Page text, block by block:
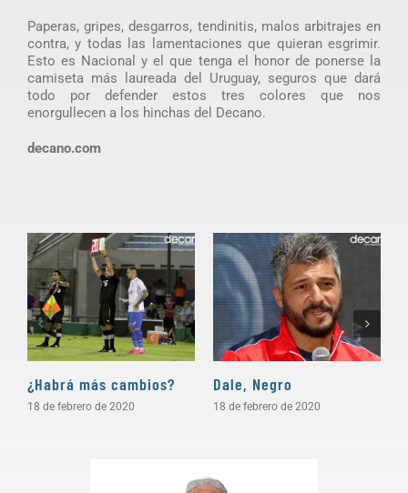
Paperas, gripes, desgarros, tendinitis, malos arbitrajes en
contra, y todas las lamentaciones que quieran esgrimir.
Esto es Nacional y el que tenga el honor de ponerse la
camiseta más laureada del Uruguay, seguros que dará
todo por defender estos tres colores que nos
enorgullecen a los hinchas del Decano.
decano.com
¿Habrá más cambios?
18 de febrero de 2020
Dale, Negro
18 de febrero de 2020